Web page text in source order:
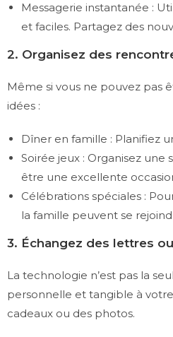
Messagerie instantanée :
et faciles. Partagez des
2. Organisez des
Même si vous ne pouvez pas
idées :
Dîner en famille : Planifiez
Soirée jeux : Organisez
être une excellente
Célébrations spéciales :
la famille peuvent se
3. Échangez des lettres
La technologie n’est pas la
personnelle et tangible à
cadeaux ou des photos.